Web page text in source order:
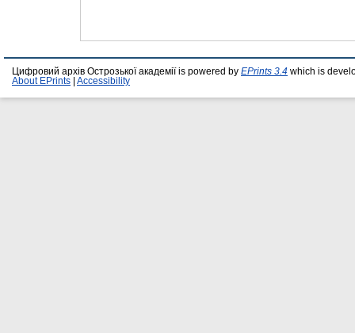
Цифровий архів Острозької академії is powered by EPrints 3.4 which is
About EPrints
Accessibility